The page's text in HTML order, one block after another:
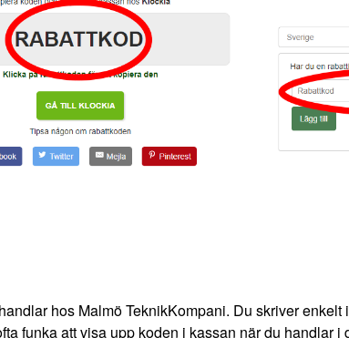
hos Malmö TeknikKompani. Du skriver
funka att visa upp koden i kassan när du handlar i